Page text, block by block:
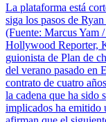
La plataforma está
siga los pasos de
(Fuente: Marcus Yam
Hollywood Reporter,
guionista de Plan de
del verano pasado en
contrato de cuatro
la cadena que ha sido
implicados ha emitido